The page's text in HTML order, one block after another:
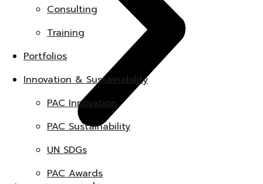
Consulting
Training
Portfolios
Innovation & Sustainability
PAC Innovation
PAC Sustainability
UN SDGs
PAC Awards